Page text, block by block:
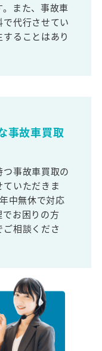
また、事故車
代行させてい
ることはあり
事故車買取
事故車買取の
いただきま
中無休で対応
でお困りの方
相談くださ